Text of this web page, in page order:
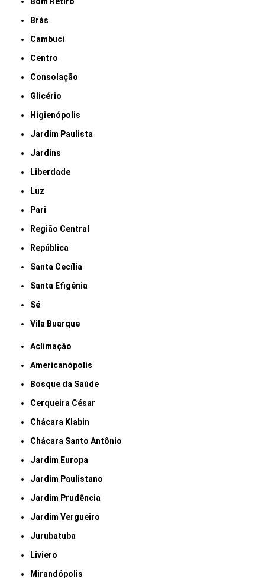
Brás
Cambuci
Centro
Consolação
Glicério
Higienópolis
Jardim Paulista
Jardins
Liberdade
Luz
Pari
Região Central
República
Santa Cecília
Santa Efigênia
Sé
Vila Buarque
Aclimação
Americanópolis
Bosque da Saúde
Cerqueira César
Chácara Klabin
Chácara Santo Antônio
Jardim Europa
Jardim Paulistano
Jardim Prudência
Jardim Vergueiro
Jurubatuba
Liviero
Mirandópolis